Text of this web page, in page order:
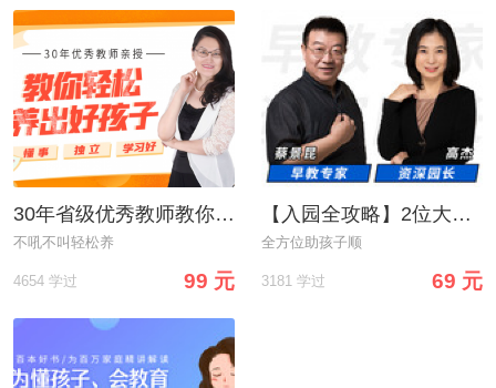
30年省级优秀教师教你轻松养出懂事、独立、学习好的好孩子
不吼不叫轻松养
4654 学过 99 元
【入园全攻略】2位大咖一起帮你，送孩子顺利地进幼儿园！
全方位助孩子顺
3181 学过 69 元